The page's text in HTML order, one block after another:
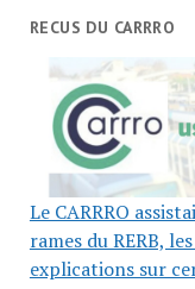
RECUS DU CARRRO
Le CARRRO
rames du RERB,
explications sur